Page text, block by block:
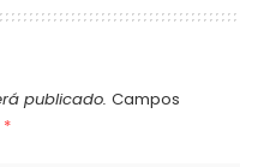
publicado. Campos
*